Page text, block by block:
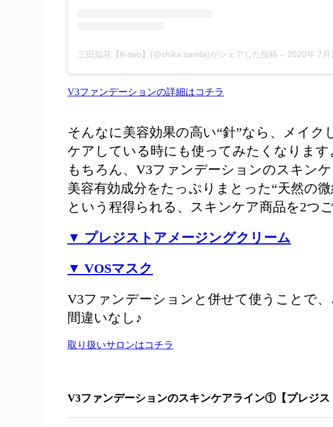
三田知花【K-two】(@chika.sanda)がシェアした投稿 – 2020年 7月月9日
V3ファンデーションの詳細はコチラ
そんなに美容効果の高い“針”なら、メイ
ケアしている時にも使ってみたくなります
もちろん、V3ファンデーションのスキン
美容有効成分をたっぷりまとった“天然の
という程得られる、スキンケア商品を2つご
▼ プレジストアメージングクリーム
▼ VOSマスク
V3ファンデーションと併せて使うことで
間違いなし♪
取り扱いサロンはコチラ
V3ファンデーションのスキンケアライン①【プレジス